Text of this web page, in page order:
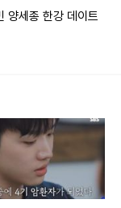
양세종 한강 데이트